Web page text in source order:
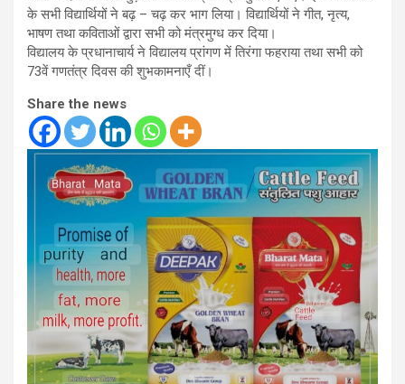
के सभी विद्यार्थियों ने बढ़ – चढ़ कर भाग लिया। विद्यार्थियों ने गीत, नृत्य,
भाषण तथा कविताओं द्वारा सभी को मंत्रमुग्ध कर दिया।
विद्यालय के प्रधानाचार्य ने विद्यालय प्रांगण में तिरंगा फहराया तथा सभी को
73वें गणतंत्र दिवस की शुभकामनाएँ दीं।
Share the news